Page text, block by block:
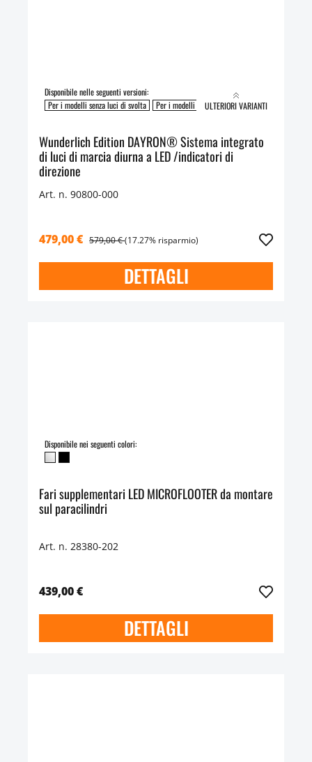
Disponibile nelle seguenti versioni:
Per i modelli senza luci di svolta
Per i modelli con luci di svolta
ULTERIORI VARIANTI
Wunderlich Edition DAYRON® Sistema integrato
di luci di marcia diurna a LED /indicatori di
direzione
Art. n. 90800-000
479,00 € 579,00 €(17.27% risparmio)
DETTAGLI
Disponibile nei seguenti colori:
Fari supplementari LED MICROFLOOTER da montare
sul paracilindri
Art. n. 28380-202
439,00 €
DETTAGLI